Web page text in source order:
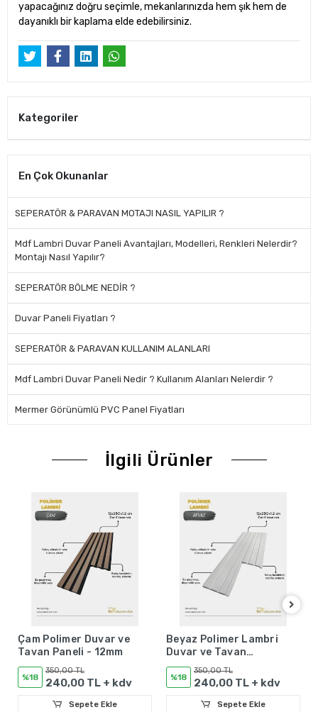
yapacağınız doğru seçimle, mekanlarınızda hem şık hem de
dayanıklı bir kaplama elde edebilirsiniz.
Kategoriler
En Çok Okunanlar
SEPERATÖR & PARAVAN MOTAJI NASIL YAPILIR ?
Mdf Lambri Duvar Paneli Avantajları, Modelleri, Renkleri Nelerdir?
Montajı Nasıl Yapılır?
SEPERATÖR BÖLME NEDİR ?
Duvar Paneli Fiyatları ?
SEPERATÖR & PARAVAN KULLANIM ALANLARI
Mdf Lambri Duvar Paneli Nedir ? Kullanım Alanları Nelerdir ?
Mermer Görünümlü PVC Panel Fiyatları
İlgili Ürünler
Çam Polimer Duvar ve
Tavan Paneli - 12mm
%18
350,00 TL
240,00 TL + kdv
Sepete Ekle
Beyaz Polimer Lambri
Duvar ve Tavan
Paneli - 12mm
%18
350,00 TL
240,00 TL + kdv
Sepete Ekle